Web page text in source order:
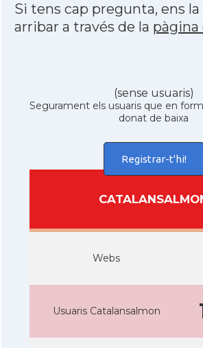
Si tens cap pregunta, ens
arribar a través de la
(sense usuaris)
Segurament els usuaris que en
donat de baixa
Registrar-t'hi!
Webs
Usuaris Catalansalmon